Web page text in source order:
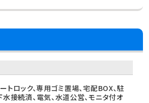
トロック、専用ゴミ置場、宅配BOX、駐
接続済、電気、水道公営、モニタ付オ